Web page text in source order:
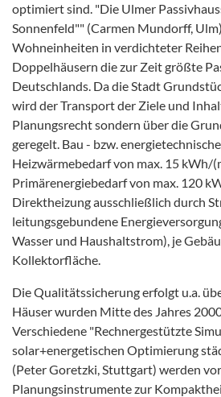
optimiert sind. "Die Ulmer
Sonnenfeld"" (Carmen Mundorff,
Wohneinheiten in verdichteter
Doppelhäusern die zur Zeit größte
Deutschlands. Da die Stadt
wird der Transport der Ziele und
Planungsrecht sondern über die
geregelt. Bau - bzw.
Heizwärmebedarf von max. 15 kWh/
Primärenergiebedarf von max. 120
Direktheizung ausschließlich durch
leitungsgebundene
Wasser und Haushaltstrom), je
Kollektorfläche.
Die Qualitätssicherung erfolgt u.a.
Häuser wurden Mitte des Jahres
Verschiedene "Rechnergestützte
solar+energetischen Optimierung
(Peter Goretzki, Stuttgart) werden
Planungsinstrumente zur